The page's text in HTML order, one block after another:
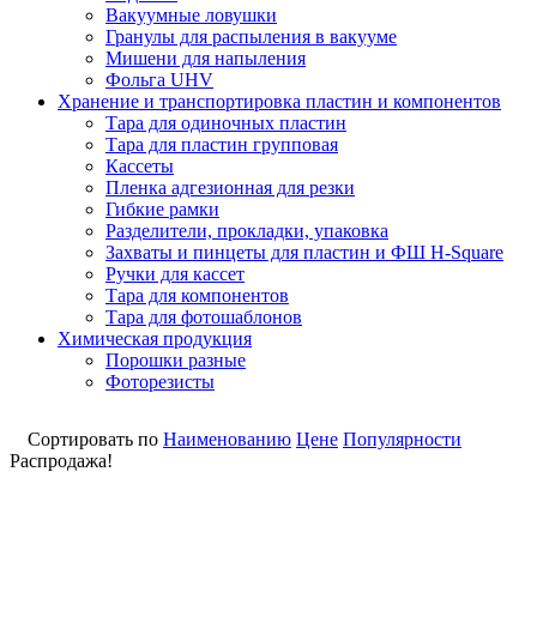
Вакуумные ловушки
Гранулы для распыления в вакууме
Мишени для напыления
Фольга UHV
Хранение и транспортировка пластин и компонентов
Тара для одиночных пластин
Тара для пластин групповая
Кассеты
Пленка адгезионная для резки
Гибкие рамки
Разделители, прокладки, упаковка
Захваты и пинцеты для пластин и ФШ H-Square
Ручки для кассет
Тара для компонентов
Тара для фотошаблонов
Химическая продукция
Порошки разные
Фоторезисты
Сортировать по Наименованию Цене Популярности
Распродажа!